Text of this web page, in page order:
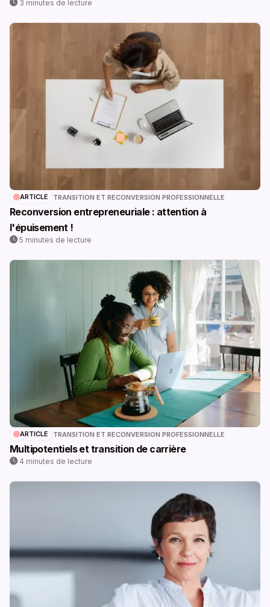
3 minutes de lecture
ARTICLE TRANSITION ET RECONVERSION PROFESSIONNELLE
Reconversion entrepreneuriale : attention à
l'épuisement !
5 minutes de lecture
ARTICLE TRANSITION ET RECONVERSION PROFESSIONNELLE
Multipotentiels et transition de carrière
4 minutes de lecture